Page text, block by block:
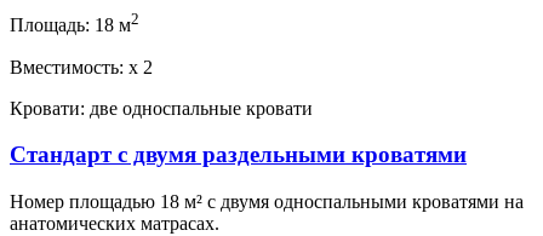
Площадь: 18 м2
Вместимость: x 2
Кровати: две односпальные кровати
Стандарт с двумя раздельными кроватями
Номер площадью 18 м² с двумя односпальными кроватями на
анатомических матрасах.